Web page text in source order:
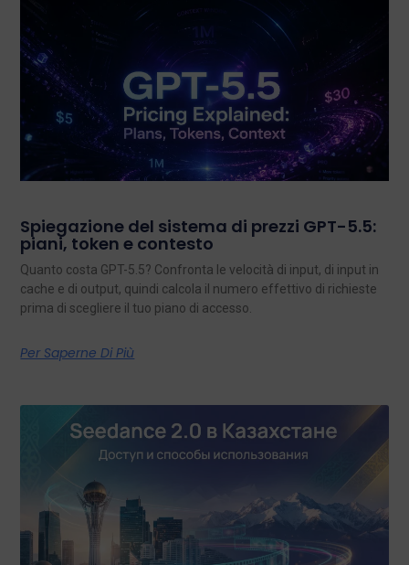
Spiegazione del sistema di prezzi GPT-5.5:
piani, token e contesto
Quanto costa GPT-5.5? Confronta le velocità di input, di input in
cache e di output, quindi calcola il numero effettivo di richieste
prima di scegliere il tuo piano di accesso.
Per Saperne Di Più